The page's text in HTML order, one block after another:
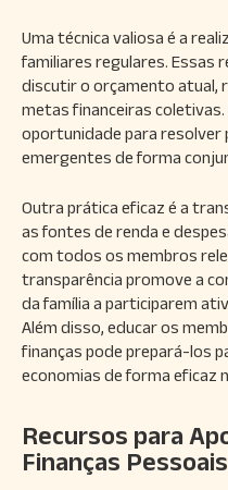
Uma técnica valiosa é a
familiares regulares. Essas
discutir o orçamento atual,
metas financeiras
oportunidade para resolver
emergentes de forma
Outra prática eficaz é a
as fontes de renda e
com todos os membros
transparência promove a
da família a participarem
Além disso, educar os
finanças pode prepará-los
economias de forma eficaz
Recursos para
Finanças Pessoais